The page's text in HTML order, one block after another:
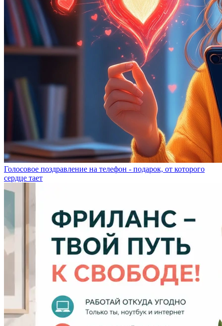
Голосовое поздравление на телефон - подарок, от которого
сердце тает